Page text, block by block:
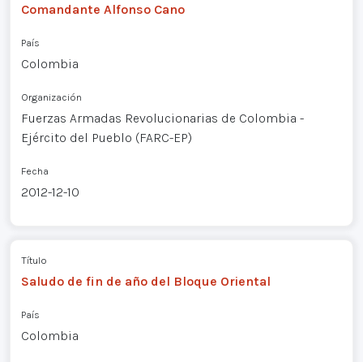
Comandante Alfonso Cano
País
Colombia
Organización
Fuerzas Armadas Revolucionarias de Colombia -
Ejército del Pueblo (FARC-EP)
Fecha
2012-12-10
Título
Saludo de fin de año del Bloque Oriental
País
Colombia